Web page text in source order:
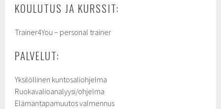
KOULUTUS JA KURSSIT:
Trainer4You – personal trainer
PALVELUT:
Yksilöllinen kuntosaliohjelma
Ruokavalioanalyysi/ohjelma
Elämäntapamuutos valmennus